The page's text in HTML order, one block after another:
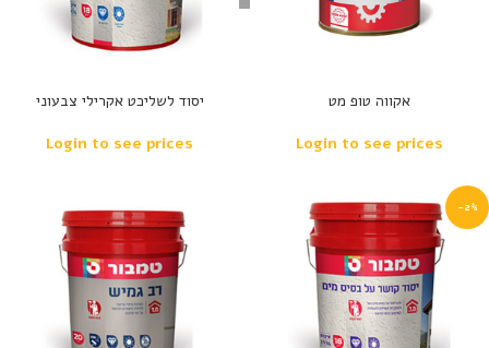
אקווה טופ מט
Login to see prices
יסוד לשליכט אקרילי צבעוני
Login to see prices
-2%